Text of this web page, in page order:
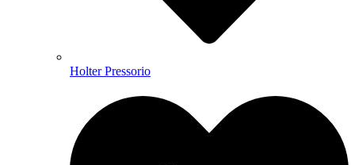
Holter Pressorio